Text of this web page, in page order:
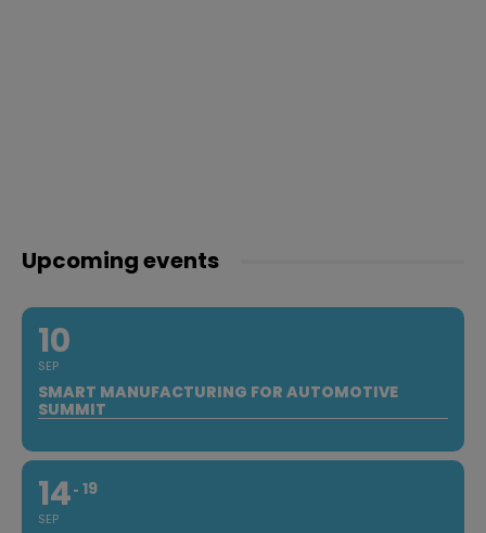
Upcoming events
10
SEP
SMART MANUFACTURING FOR AUTOMOTIVE
SUMMIT
14
SEP
19